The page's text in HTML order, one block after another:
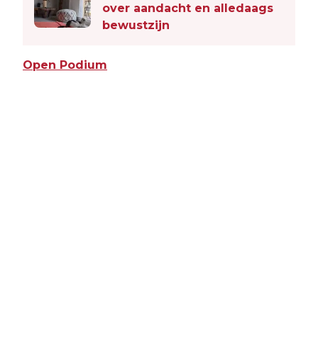
over aandacht en alledaags
bewustzijn
Open Podium